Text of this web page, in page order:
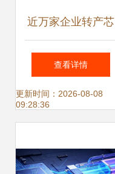
近万家企业转产芯
片 风口还是风险？
华为对外投资或能
查看详情
更新时间：2026-08-08
09:28:36